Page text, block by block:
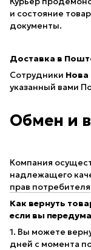
и состояние
документы.
Доставка в
Сотрудники
указанный вами
Обмен и
Компания
надлежащего
прав потребителя
Как вернуть
если вы
1. Вы можете
дней с момента